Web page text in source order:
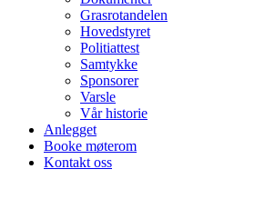
Grasrotandelen
Hovedstyret
Politiattest
Samtykke
Sponsorer
Varsle
Vår historie
Anlegget
Booke møterom
Kontakt oss